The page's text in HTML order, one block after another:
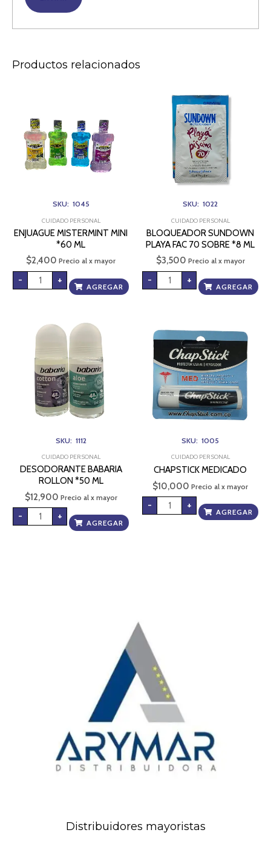
Productos relacionados
SKU: 1045
CUIDADO PERSONAL
ENJUAGUE MISTERMINT MINI
*60 ML
$2,400 Precio al x mayor
-
cantidad
+
AGREGAR
SKU: 1022
CUIDADO PERSONAL
BLOQUEADOR SUNDOWN
PLAYA FAC 70 SOBRE *8 ML
$3,500 Precio al x mayor
-
PLAYA
SOBRE
cantidad
+
AGREGAR
SKU: 1112
CUIDADO PERSONAL
DESODORANTE BABARIA
ROLLON *50 ML
$12,900 Precio al x mayor
-
BABARIA
ROLLON
ML
cantidad
+
AGREGAR
SKU: 1005
CUIDADO PERSONAL
CHAPSTICK MEDICADO
$10,000 Precio al x mayor
-
cantidad
+
AGREGAR
Distribuidores mayoristas